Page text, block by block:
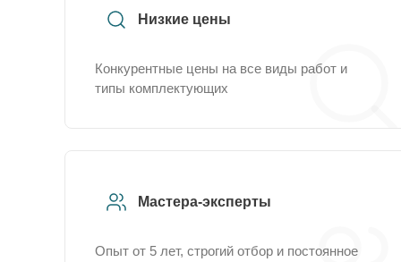
Низкие цены
Конкурентные цены на все виды работ и
типы комплектующих
Мастера-эксперты
Опыт от 5 лет, строгий отбор и постоянное